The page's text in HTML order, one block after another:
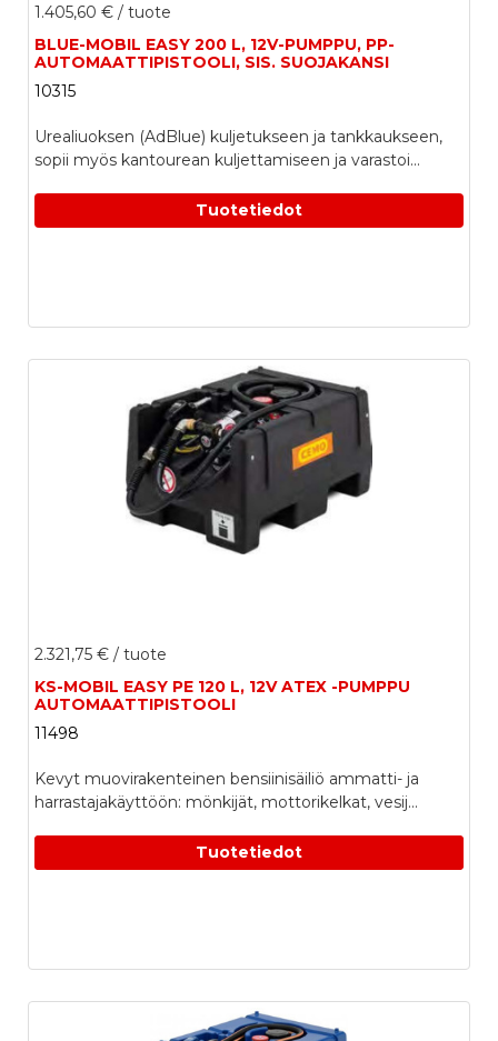
1.405,60 € / tuote
BLUE-MOBIL EASY 200 L, 12V-PUMPPU, PP-
AUTOMAATTIPISTOOLI, SIS. SUOJAKANSI
10315
Urealiuoksen (AdBlue) kuljetukseen ja tankkaukseen,
sopii myös kantourean kuljettamiseen ja varastoi...
Tuotetiedot
2.321,75 € / tuote
KS-MOBIL EASY PE 120 L, 12V ATEX -PUMPPU
AUTOMAATTIPISTOOLI
11498
Kevyt muovirakenteinen bensiinisäiliö ammatti- ja
harrastajakäyttöön: mönkijät, mottorikelkat, vesij...
VALITSE
Tuotetiedot